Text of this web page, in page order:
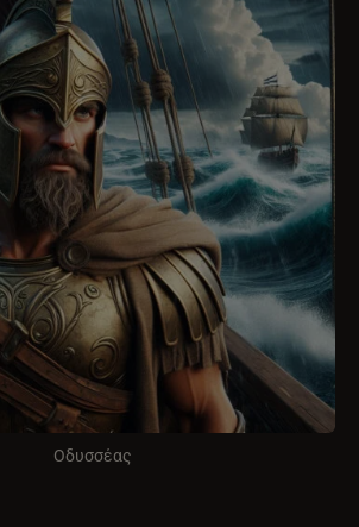
Οδυσσέας